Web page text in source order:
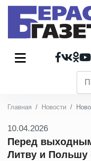
Главная Новости
10.04.2026
Перед
Литву и Польшу